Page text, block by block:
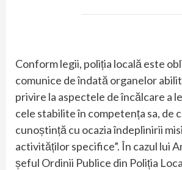
Conform legii, poliția locală este
comunice de îndată organelor
privire la aspectele de încălcare a
cele stabilite în competența sa, de
cunoștință cu ocazia îndeplinirii
activităților specifice”. În cazul lui
șeful Ordinii Publice din Poliția